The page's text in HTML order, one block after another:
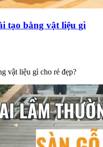
tạo bằng vật liệu gì
vật liệu gì cho rẻ đẹp?